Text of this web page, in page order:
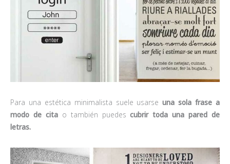
Para una estética minimalista suele usarseuna sola frase a
modo de citao también puedes cubrir toda una pared de
letras.